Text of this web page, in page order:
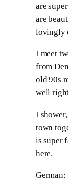
are
are
lovingly
I meet
from
old 90s
well
I
town
is super
here.
German: